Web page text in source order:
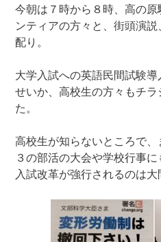
今朝は７時から８時、高の
ンティアの方々と、街頭演
配り。
大学入試への英語民間試験
せいか、高校生の方々もチ
た。
高校生が知らないところで
３の部活の大会や学校行事
入試改革が強行されるのは大